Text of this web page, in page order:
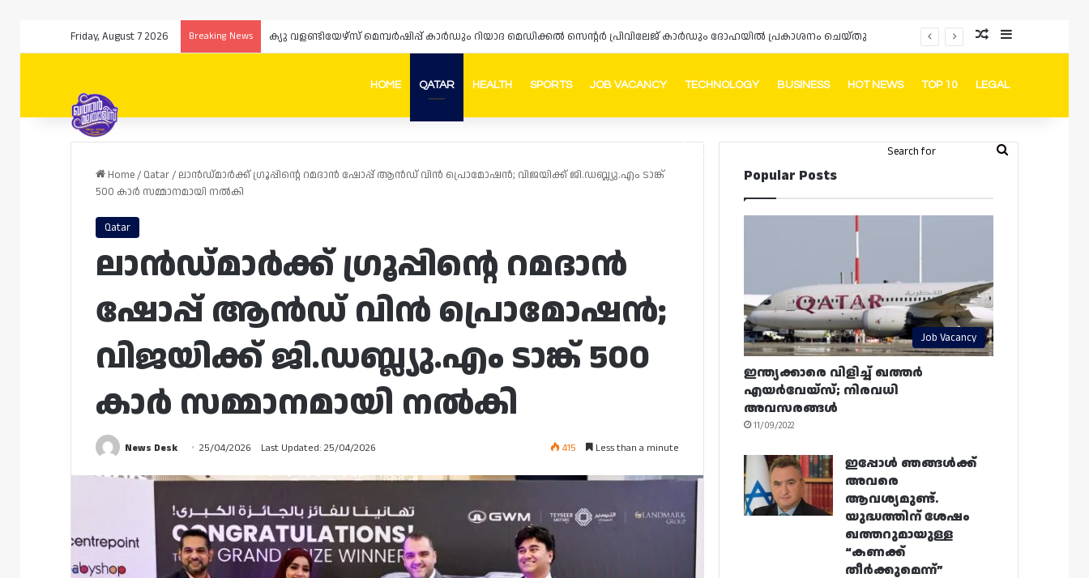
Friday, August 7 2026 Breaking News ക്യു വളണ്ടിയേഴ്‌സ് മെമ്പർഷിപ്പ് കാർഡും റിയാദ മെഡിക്കൽ സെന്റർ പ്രിവിലേജ് കാർഡും ദോഹയിൽ പ്രകാശനം ചെയ്തു Random Article
Sidebar
HOME QATAR HEALTH SPORTS JOB VACANCY TECHNOLOGY BUSINESS HOT NEWS TOP 10 LEGAL
FacebookInstagram
Telegram
Whatsapp Random Article
Switch skin
Search
Home/ Qatar/ ലാൻഡ്‌മാർക്ക് ഗ്രൂപ്പിന്റെ റമദാൻ ഷോപ്പ് ആൻഡ് വിൻ പ്രൊമോഷൻ; വിജയിക്ക് ജി.ഡബ്ല്യു.എം ടാങ്ക്
500 കാർ സമ്മാനമായി നൽകി
Qatar
ലാൻഡ്‌മാർക്ക് ഗ്രൂപ്പിന്റെ റമദാൻ
ഷോപ്പ് ആൻഡ് വിൻ പ്രൊമോഷൻ;
വിജയിക്ക് ജി.ഡബ്ല്യു.എം ടാങ്ക് 500
കാർ സമ്മാനമായി നൽകി
News Desk 25/04/2026 Last Updated: 25/04/2026 415 Less than a minute
Popular Posts
Job Vacancy
ഇന്ത്യക്കാരെ വിളിച്ച് ഖത്തർ
എയർവേയ്‌സ്; നിരവധി
അവസരങ്ങൾ
11/09/2022
ഇപ്പോൾ ഞങ്ങൾക്ക്
അവരെ
ആവശ്യമുണ്ട്.
യുദ്ധത്തിന് ശേഷം
ഖത്തറുമായുള്ള
“കണക്ക്
തീർക്കുമെന്ന്”